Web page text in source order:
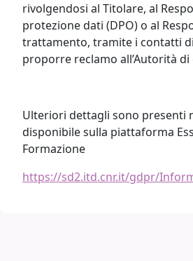
rivolgendosi al Titolare, al
protezione dati (DPO) o al
trattamento, tramite i contatti
proporre reclamo all’Autorità
Ulteriori dettagli sono presenti
disponibile sulla piattaforma
Formazione
https://sd2.itd.cnr.it/gdpr/